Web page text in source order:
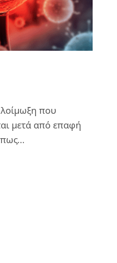
λοίμωξη που
μετά από επαφή